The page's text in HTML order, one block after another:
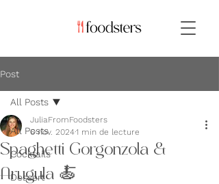
Post
All Posts
Cocktails
Dessert
All Posts
Spaghetti Gorgonzola &
Arugula 🍝
JuliaFromFoodsters
6 nov. 20241 min de lecture